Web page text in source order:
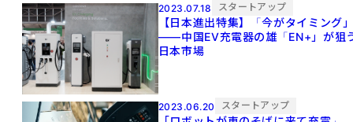
2023.07.18 スタートアップ
【日本進出特集】「今がタイミング
――中国EV充電器の雄「EN+」が狙
日本市場
2023.06.20 スタートアップ